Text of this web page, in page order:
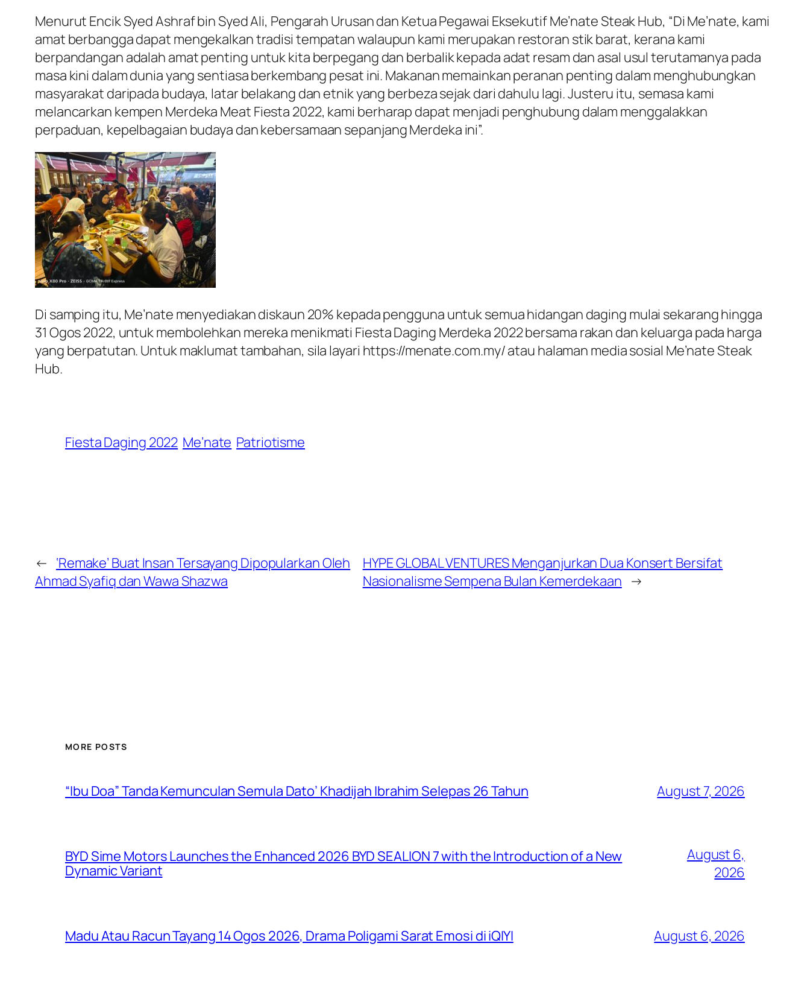
Menurut Encik Syed Ashraf bin Syed Ali, Pengarah Urusan dan Ketua Pegawai Eksekutif Me’nate Steak Hub, “Di Me’nate, kami
amat berbangga dapat mengekalkan tradisi tempatan walaupun kami merupakan restoran stik barat, kerana kami
berpandangan adalah amat penting untuk kita berpegang dan berbalik kepada adat resam dan asal usul terutamanya pada
masa kini dalam dunia yang sentiasa berkembang pesat ini. Makanan memainkan peranan penting dalam menghubungkan
masyarakat daripada budaya, latar belakang dan etnik yang berbeza sejak dari dahulu lagi. Justeru itu, semasa kami
melancarkan kempen Merdeka Meat Fiesta 2022, kami berharap dapat menjadi penghubung dalam menggalakkan
perpaduan, kepelbagaian budaya dan kebersamaan sepanjang Merdeka ini”.
Di samping itu, Me’nate menyediakan diskaun 20% kepada pengguna untuk semua hidangan daging mulai sekarang hingga
31 Ogos 2022, untuk membolehkan mereka menikmati Fiesta Daging Merdeka 2022 bersama rakan dan keluarga pada harga
yang berpatutan. Untuk maklumat tambahan, sila layari https://menate.com.my/ atau halaman media sosial Me’nate Steak
Hub.
Fiesta Daging 2022 Me’nate Patriotisme
← ‘Remake’ Buat Insan Tersayang Dipopularkan Oleh
Ahmad Syafiq dan Wawa Shazwa
HYPE GLOBAL VENTURES Menganjurkan Dua Konsert Bersifat
Nasionalisme Sempena Bulan Kemerdekaan →
MORE POSTS
“Ibu Doa” Tanda Kemunculan Semula Dato’ Khadijah Ibrahim Selepas 26 Tahun August 7, 2026
BYD Sime Motors Launches the Enhanced 2026 BYD SEALION 7 with the Introduction of a New
Dynamic Variant
August 6,
2026
Madu Atau Racun Tayang 14 Ogos 2026, Drama Poligami Sarat Emosi di iQIYI August 6, 2026